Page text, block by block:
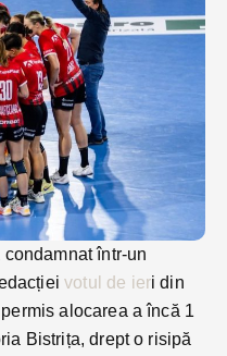
într-un
votul de ieri din
alocarea a încă 1
Bistrița, drept o risipă